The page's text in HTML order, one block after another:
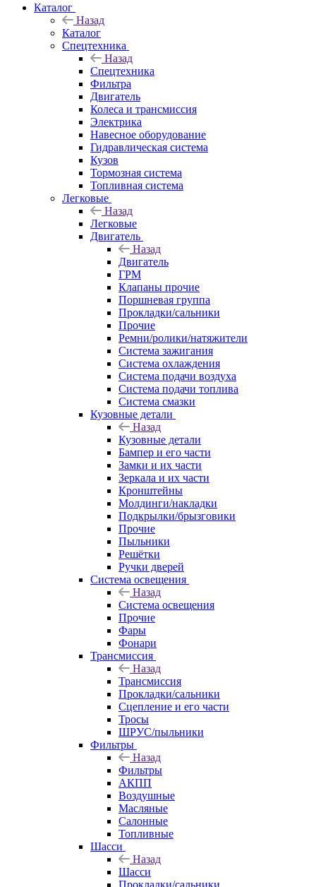
Каталог
Назад
Каталог
Спецтехника
Назад
Спецтехника
Фильтра
Двигатель
Колеса и трансмиссия
Электрика
Навесное оборудование
Гидравлическая система
Кузов
Тормозная система
Топливная система
Легковые
Назад
Легковые
Двигатель
Назад
Двигатель
ГРМ
Клапаны прочие
Поршневая группа
Прокладки/сальники
Прочие
Ремни/ролики/натяжители
Система зажигания
Система охлаждения
Система подачи воздуха
Система подачи топлива
Система смазки
Кузовные детали
Назад
Кузовные детали
Бампер и его части
Замки и их части
Зеркала и их части
Кронштейны
Молдинги/накладки
Подкрылки/брызговики
Прочие
Пыльники
Решётки
Ручки дверей
Система освещения
Назад
Система освещения
Прочие
Фары
Фонари
Трансмиссия
Назад
Трансмиссия
Прокладки/сальники
Сцепление и его части
Тросы
ШРУС/пыльники
Фильтры
Назад
Фильтры
АКПП
Воздушные
Масляные
Салонные
Топливные
Шасси
Назад
Шасси
Прокладки/сальники